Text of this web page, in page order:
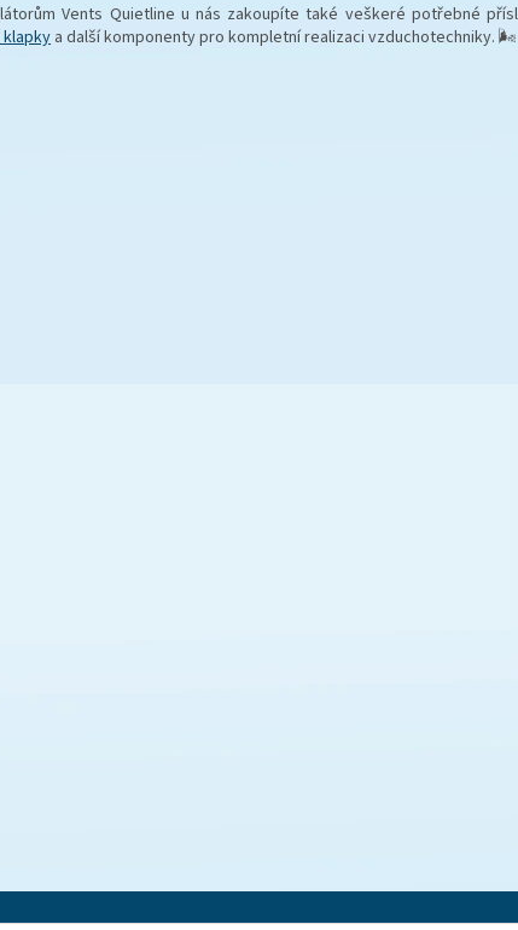
a
c
Vents Quietline u nás zakoupíte také veškeré potřebné
a další komponenty pro kompletní realizaci vzduchotechniky. 🌬️